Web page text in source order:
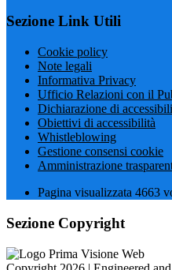
Sezione Link Utili
Cookie policy
Note legali
Informativa Privacy
Ufficio Relazioni con il
Dichiarazione di
Obiettivi di accessibilità
Whistleblowing
Gestione consensi cookie
Amministrazione
Pagina visualizzata 4663
Sezione Copyright